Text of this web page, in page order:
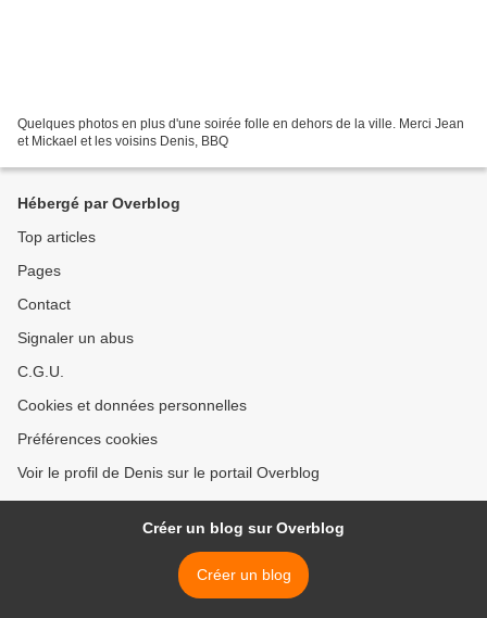
Quelques photos en plus d'une soirée folle en dehors de la ville. Merci Jean
et Mickael et les voisins Denis, BBQ
Hébergé par Overblog
Top articles
Pages
Contact
Signaler un abus
C.G.U.
Cookies et données personnelles
Préférences cookies
Voir le profil de Denis sur le portail Overblog
Créer un blog sur Overblog
Créer un blog